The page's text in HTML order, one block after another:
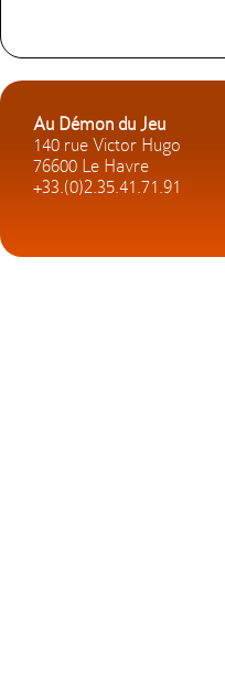
Au Démon du Jeu
140 rue Victor Hugo
76600 Le Havre
+33.(0)2.35.41.71.91